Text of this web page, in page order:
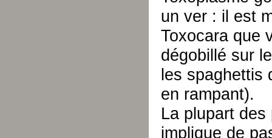
un ver : il est
Toxocara que
dégobillé sur
les spaghettis
en rampant).
La plupart
implique de